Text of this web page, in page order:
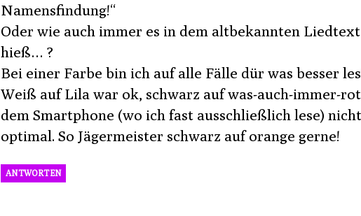
Namensfindung!“
Oder wie auch immer es in dem altbekannten
hieß… ?
Bei einer Farbe bin ich auf alle Fälle dür was besser
Weiß auf Lila war ok, schwarz auf was-auch-immer-
dem Smartphone (wo ich fast ausschließlich lese) nicht
optimal. So Jägermeister schwarz auf orange gerne!
ANTWORTEN